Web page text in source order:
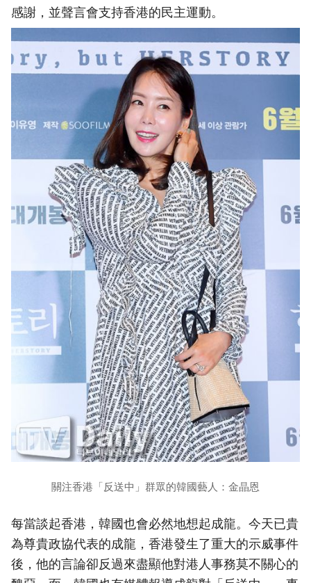
感謝，並聲言會支持香港的民主運動。
關注香港「反送中」群眾的韓國藝人：金晶恩
每當談起香港，韓國也會必然地想起成龍。今天已貴
為尊貴政協代表的成龍，香港發生了重大的示威事件
後，他的言論卻反過來盡顯他對港人事務莫不關心的